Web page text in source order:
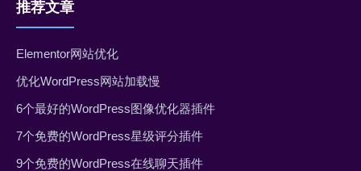
推荐文章
Elementor网站优化
优化WordPress网站加载慢
6个最好的WordPress图像优化器插件
7个免费的WordPress星级评分插件
9个免费的WordPress在线聊天插件